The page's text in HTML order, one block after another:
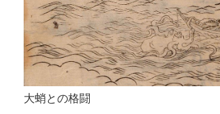
大蛸との格闘